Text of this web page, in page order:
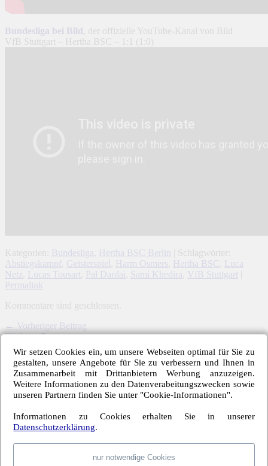
Bundesliga bei Bild , der offizielle YouTube-Kanal von Bild
VfB Stuttgart – Hertha BSC – 1:1 (1:0)
Kategorien: Bundesliga Hertha BSC Berlin
| Schlagwörter:
Abstiegskampf
Geisterspiel Harm Osmers Hertha BSC
Luca
Netz
Lucas Tousart Pal Dardai Sami Khedira VfB Stuttgart
Permalink
Kommentare sind geschlossen.
← Vorheriger Beitrag
Nächster Beitrag →
Letzte Hertha-Artikel
Einwechselspieler Marten Winkler erlöst Berliner
Neuzugang Josip Brekalo mit Doppelpack
Alle 6-Punkte-Spiele gewinnen und aufsteigen
Hertha-Verteidigung stand offen wie ein Scheunentor
Wir setzen Cookies ein, um unsere Webseiten optimal für Sie zu
gestalten, unsere Angebote für Sie zu verbessern und Ihnen in
Zusammenarbeit mit Drittanbietern Werbung anzuzeigen.
Weitere Informationen zu den Datenverabeitungszwecken sowie
unseren Partnern finden Sie unter "Cookie-Informationen".
Informationen zu Cookies erhalten Sie in unserer
Datenschutzerklärung.
nur notwendige Cookies